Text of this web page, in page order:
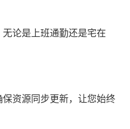
论是上班通勤还是宅在
资源同步更新，让您始终